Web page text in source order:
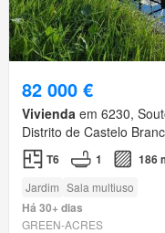
82 000 €
Vivienda em 6230,
Distrito de Castelo
T6 1 186
Jardim Sala multiuso
Há 30+ dias
GREEN-ACRES